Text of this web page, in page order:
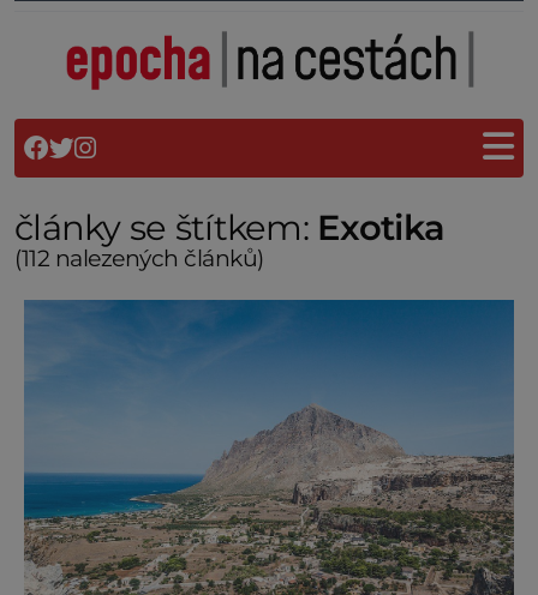
články se štítkem: Exotika
(112 nalezených článků)